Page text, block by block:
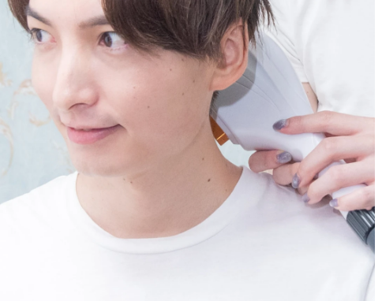
よくある質問 サイトマップ
フランチャイズ